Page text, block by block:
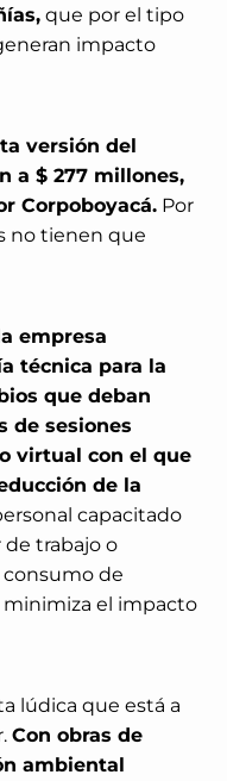
que por el tipo
impacto
versión del
a $ 277 millones,
Corpoboyacá. Por
no tienen que
empresa
técnica para la
que deban
de sesiones
virtual con el que
de la
capacitado
trabajo o
consumo de
minimiza el impacto
lúdica que está a
Con obras de
ambiental